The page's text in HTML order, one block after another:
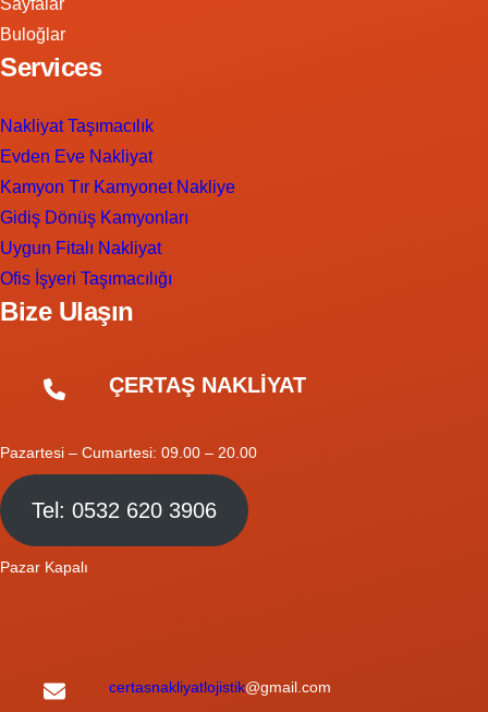
Sayfalar
Buloğlar
Services
Nakliyat Taşımacılık
Evden Eve Nakliyat
Kamyon Tır Kamyonet Nakliye
Gidiş Dönüş Kamyonları
Uygun Fitalı Nakliyat
Ofis İşyeri Taşımacılığı
Bize Ulaşın
ÇERTAŞ NAKLİYAT
Pazartesi – Cumartesi: 09.00 – 20.00
Tel: 0532 620 3906
Pazar Kapalı
certasnakliyatlojistik@gmail.com